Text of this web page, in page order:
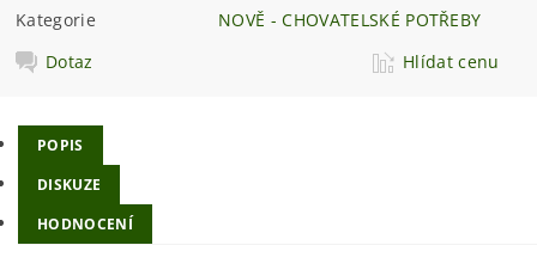
Kategorie
NOVĚ - CHOVATELSKÉ POTŘEBY
Dotaz
Hlídat cenu
POPIS
DISKUZE
HODNOCENÍ